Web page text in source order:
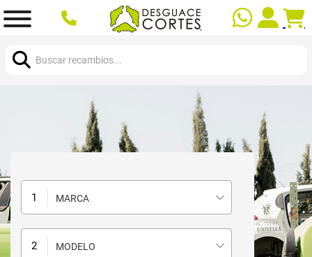
MARCA
MODELO